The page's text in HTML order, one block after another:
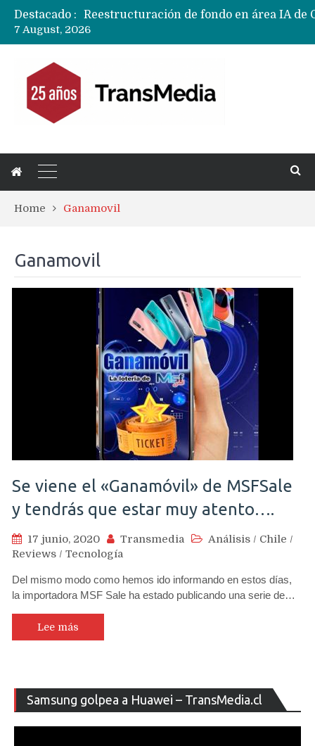
Destacado :
7 August, 2026
Home Ganamovil
Ganamovil
Se viene el «Ganamóvil» de MSFSale
y tendrás que estar muy atento….
17 junio, 2020 Transmedia Análisis / Chile /
Reviews / Tecnología
Del mismo modo como hemos ido informando en estos días,
la importadora MSF Sale ha estado publicando una serie de…
Lee más
Samsung golpea a Huawei – TransMedia.cl
de